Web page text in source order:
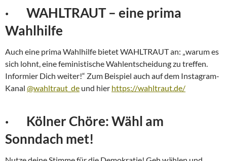
· WAHLTRAUT – eine prima
Wahlhilfe
Auch eine prima Wahlhilfe bietet WAHLTRAUT an: „warum es
sich lohnt, eine feministische Wahlentscheidung zu treffen.
Informier Dich weiter!“ Zum Beispiel auch auf dem Instagram-
Kanal @wahltraut_de und hier https://wahltraut.de/
· Kölner Chöre: Wähl am
Sonndach met!